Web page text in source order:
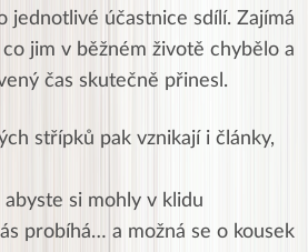
jednotlivé účastnice sdílí. Zajímá
jim v běžném životě chybělo a
čas skutečně přinesl.
střípků pak vznikají i články,
si mohly v klidu
probíhá… a možná se o kousek